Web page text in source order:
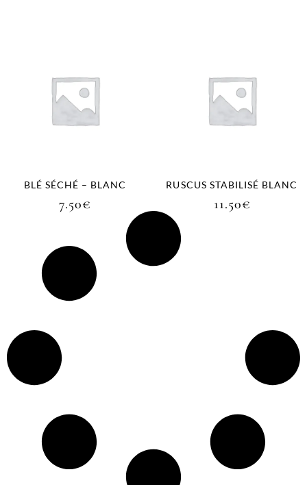
BLÉ SÉCHÉ – BLANC
7.50€
RUSCUS STABILISÉ BLANC
11.50€